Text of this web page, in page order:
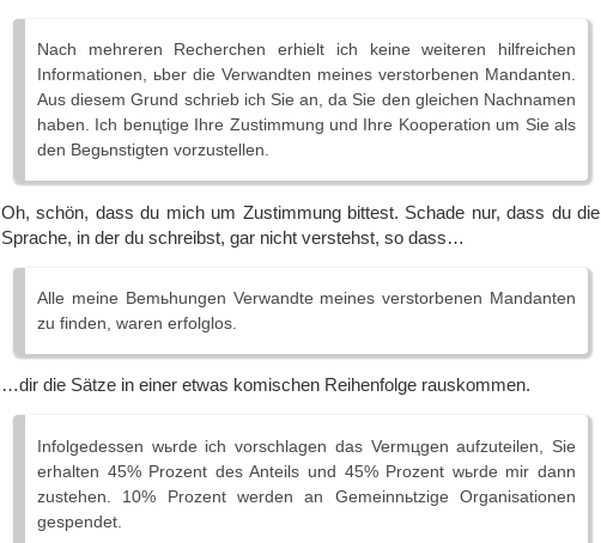
Nach mehreren Recherchen erhielt ich keine weiteren hilfreichen
Informationen, ьber die Verwandten meines verstorbenen Mandanten.
Aus diesem Grund schrieb ich Sie an, da Sie den gleichen Nachnamen
haben. Ich benцtige Ihre Zustimmung und Ihre Kooperation um Sie als
den Begьnstigten vorzustellen.
Oh, schön, dass du mich um Zustimmung bittest. Schade nur, dass du die
Sprache, in der du schreibst, gar nicht verstehst, so dass…
Alle meine Bemьhungen Verwandte meines verstorbenen Mandanten
zu finden, waren erfolglos.
…dir die Sätze in einer etwas komischen Reihenfolge rauskommen.
Infolgedessen wьrde ich vorschlagen das Vermцgen aufzuteilen, Sie
erhalten 45% Prozent des Anteils und 45% Prozent wьrde mir dann
zustehen. 10% Prozent werden an Gemeinnьtzige Organisationen
gespendet.